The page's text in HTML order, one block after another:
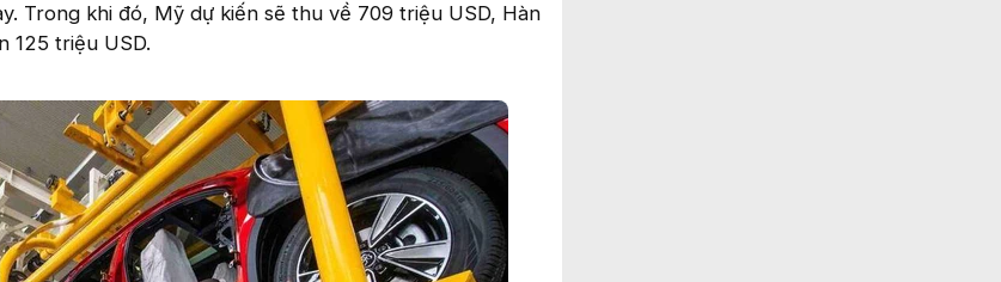
Trong khi đó, Mỹ dự kiến sẽ thu về 709 triệu USD, Hàn
125 triệu USD.